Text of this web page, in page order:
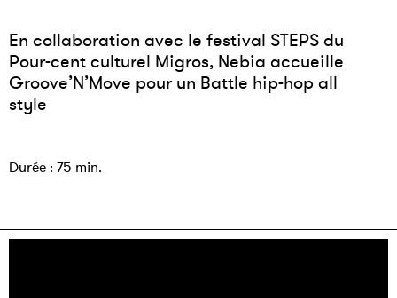
En collaboration avec le festival STEPS du
Pour-cent culturel Migros, Nebia accueille
Groove’N’Move pour un Battle hip-hop all
style
Durée : 75 min.